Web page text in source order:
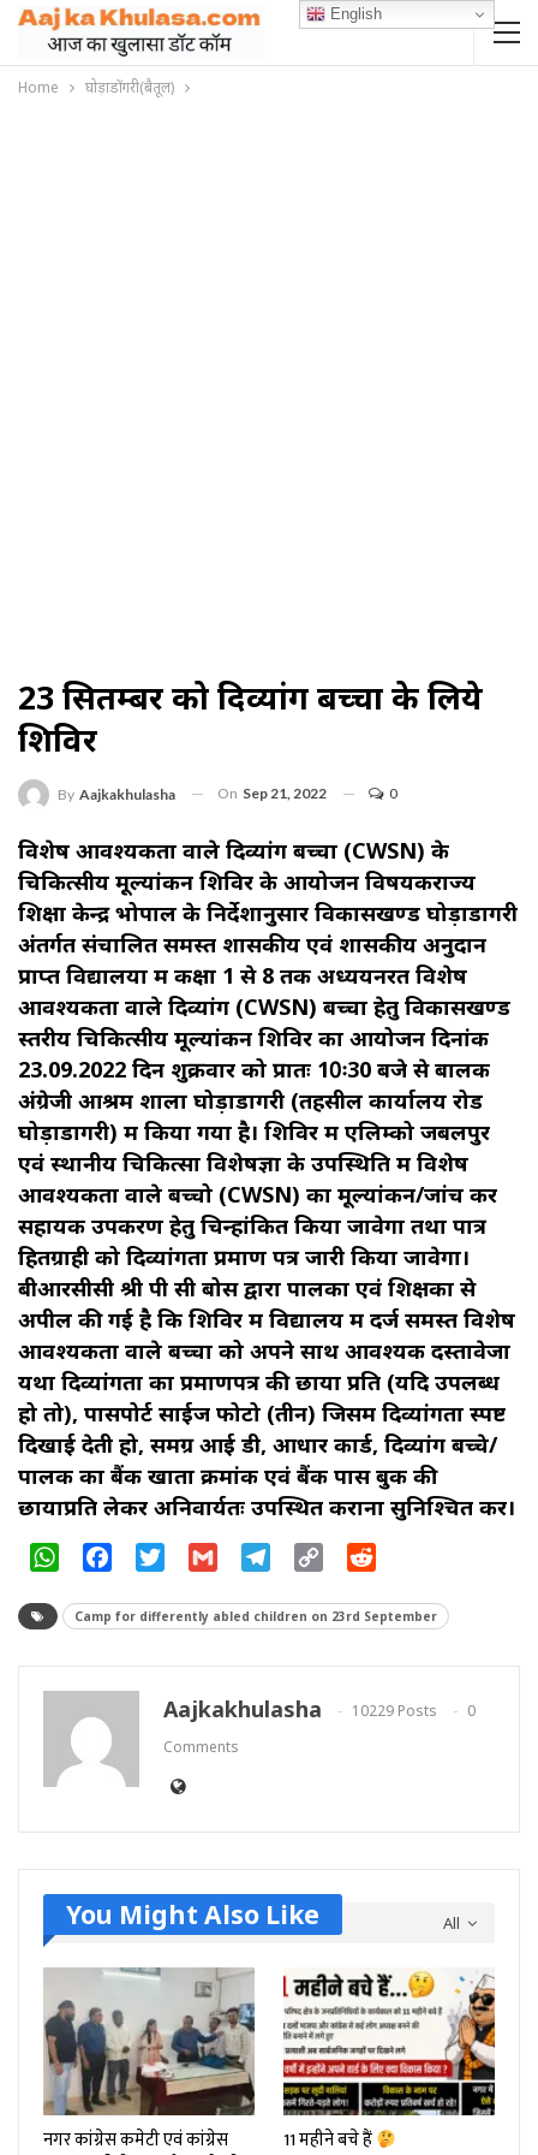
Home घोड़ाडोंगरी(बैतूल)
23 सितम्बर को दिव्यांग बच्चों के लिये
शिविर
By Aajkakhulasha On Sep 21, 2022 0
विशेष आवश्यकता वाले दिव्यांग बच्चों (CWSN) के
चिकित्सीय मूल्यांकन शिविर के आयोजन विषयकराज्य
शिक्षा केन्द्र भोपाल के निर्देशानुसार विकासखण्ड घोड़ाडोंगरी
अंतर्गत संचालित समस्त शासकीय एवं शासकीय अनुदान
प्राप्त विद्यालयों में कक्षा 1 से 8 तक अध्ययनरत विशेष
आवश्यकता वाले दिव्यांग (CWSN) बच्चों हेतु विकासखण्ड
स्तरीय चिकित्सीय मूल्यांकन शिविर का आयोजन दिनांक
23.09.2022 दिन शुक्रवार को प्रातः 10ः30 बजे से बालक
अंग्रेजी आश्रम शाला घोड़ाडोंगरी (तहसील कार्यालय रोड
घोड़ाडोंगरी) में किया गया है। शिविर में एलिम्को जबलपुर
एवं स्थानीय चिकित्सा विशेषज्ञों के उपस्थिति में विशेष
आवश्यकता वाले बच्चो (CWSN) का मूल्यांकन/जांच कर
सहायक उपकरण हेतु चिन्हांकित किया जावेगा तथा पात्र
हितग्राही को दिव्यांगता प्रमाण पत्र जारी किया जावेगा।
बीआरसीसी श्री पी सी बोस द्वारा पालकों एवं शिक्षकों से
अपील की गई है कि शिविर में विद्यालय में दर्ज समस्त विशेष
आवश्यकता वाले बच्चों को अपने साथ आवश्यक दस्तावेजों
यथा दिव्यांगता का प्रमाणपत्र की छाया प्रति (यदि उपलब्ध
हो तो), पासपोर्ट साईज फोटो (तीन) जिसमें दिव्यांगता स्पष्ट
दिखाई देती हो, समग्र आई डी, आधार कार्ड, दिव्यांग बच्चे/
पालक का बैंक खाता क्रमांक एवं बैंक पास बुक की
छायाप्रति लेकर अनिवार्यतः उपस्थित कराना सुनिश्चित करें।
WhatsAppFacebookTwitter Gmail Telegram
Copy
Camp for differently abled children on 23rd September
Aajkakhulasha 10229 Posts
0
Comments
All
You Might Also Like
नगर कांग्रेस कमेटी एवं कांग्रेस
11 महीने बचे हैं
English